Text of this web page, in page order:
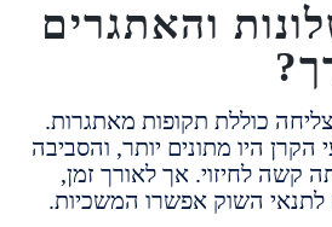
והאתגרים
תקופות מאתגרות.
מתונים יותר, והסביבה
אך לאורך זמן,
אפשרו המשכיות.